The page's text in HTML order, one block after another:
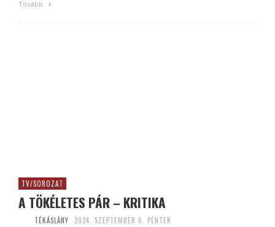
Tovább
TV/SOROZAT
A TÖKÉLETES PÁR – KRITIKA
TÉKÁSLÁNY 2024. SZEPTEMBER 6. PÉNTEK